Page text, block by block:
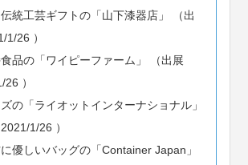
統工芸ギフトの「山下漆器店」 （出
1/26 ）
品の「ワイピーファーム」 （出展
）
の「ライオットインターナショナル」
1/26 ）
優しいバッグの「Container Japan」